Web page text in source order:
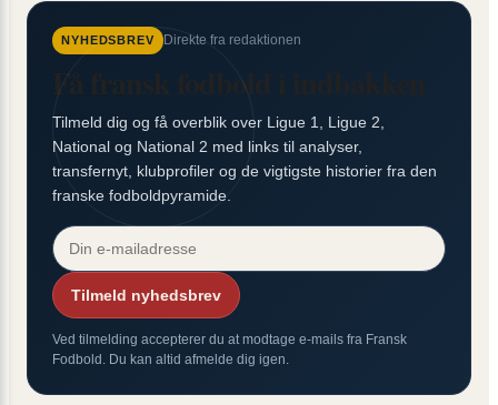
NYHEDSBREV Direkte fra redaktionen
Få fransk fodbold i indbakken
Tilmeld dig og få overblik over Ligue 1, Ligue 2,
National og National 2 med links til analyser,
transfernyt, klubprofiler og de vigtigste historier fra den
franske fodboldpyramide.
Tilmeld nyhedsbrev
Ved tilmelding accepterer du at modtage e-mails fra Fransk
Fodbold. Du kan altid afmelde dig igen.